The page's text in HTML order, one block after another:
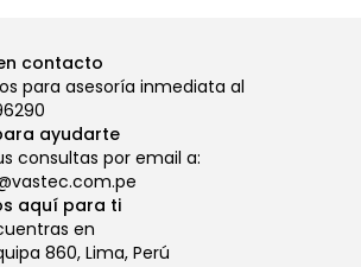
contacto
para asesoría inmediata al
ayudarte
consultas por email a:
aquí para ti
en
860, Lima, Perú